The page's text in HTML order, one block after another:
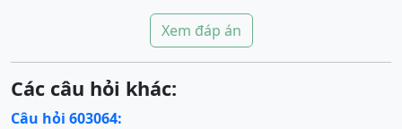
Xem đáp án
Các câu hỏi khác:
Câu hỏi 603064: